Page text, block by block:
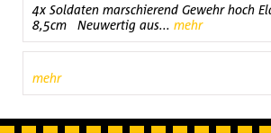
4x Soldaten marschierend Gewehr hoch
8,5cm Neuwertig aus... mehr
mehr